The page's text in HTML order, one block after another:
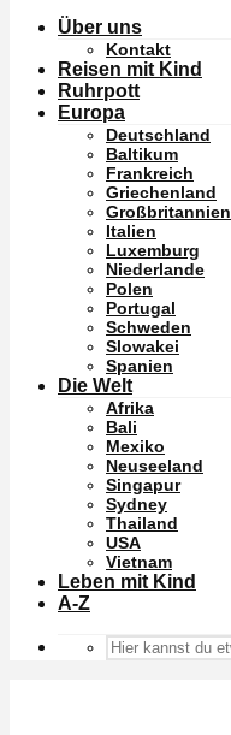
Über uns
Kontakt
Reisen mit Kind
Ruhrpott
Europa
Deutschland
Baltikum
Frankreich
Griechenland
Großbritannien
Italien
Luxemburg
Niederlande
Polen
Portugal
Schweden
Slowakei
Spanien
Die Welt
Afrika
Bali
Mexiko
Neuseeland
Singapur
Sydney
Thailand
USA
Vietnam
Leben mit Kind
A-Z